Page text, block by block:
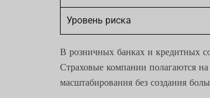
Уровень риска
В розничных банках и кредитных
Страховые компании полагаются
масштабирования без создания